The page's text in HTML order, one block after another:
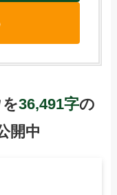
36,491字の
開中